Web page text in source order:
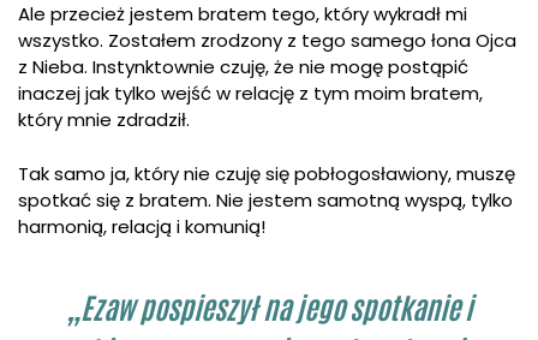
Ale przecież jestem bratem tego, który wykradł mi
wszystko. Zostałem zrodzony z tego samego łona Ojca
z Nieba. Instynktownie czuję, że nie mogę postąpić
inaczej jak tylko wejść w relację z tym moim bratem,
który mnie zdradził.
Tak samo ja, który nie czuję się pobłogosławiony, muszę
spotkać się z bratem. Nie jestem samotną wyspą, tylko
harmonią, relacją i komunią!
„Ezaw pospieszył na jego spotkanie i